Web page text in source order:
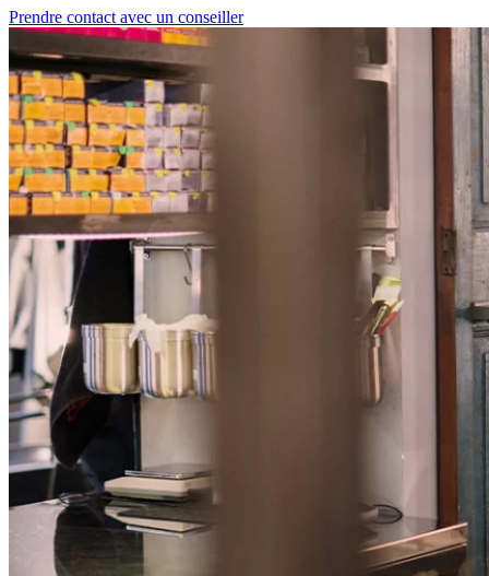
Prendre contact avec un conseiller